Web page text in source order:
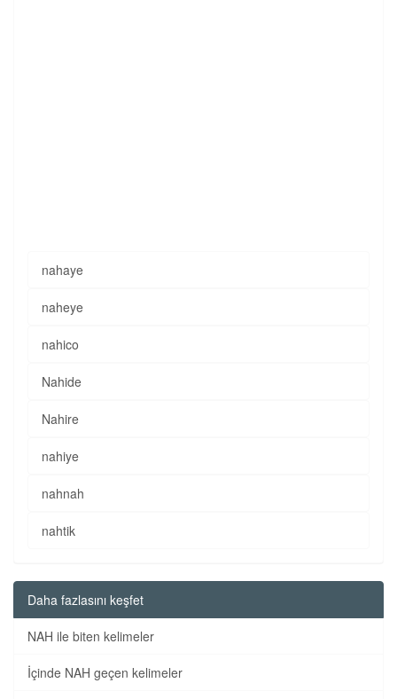
nahaye
naheye
nahico
Nahide
Nahire
nahiye
nahnah
nahtik
Daha fazlasını keşfet
NAH ile biten kelimeler
İçinde NAH geçen kelimeler